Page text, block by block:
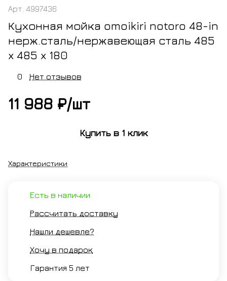
Арт. 4997436
Кухонная мойка omoikiri notoro 48-in
нерж.сталь/нержавеющая сталь 485
x 485 x 180
0 Нет отзывов
11 988 ₽/шт
Купить в 1 клик
Характеристики
Есть в наличии
Рассчитать доставку
Нашли дешевле?
Хочу в подарок
Гарантия 5 лет